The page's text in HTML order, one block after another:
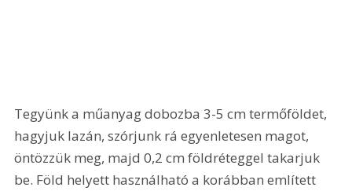
Tegyünk a műanyag dobozba 3-5 cm termőföldet,
hagyjuk lazán, szórjunk rá egyenletesen magot,
öntözzük meg, majd 0,2 cm földréteggel takarjuk
be. Föld helyett használható a korábban említett